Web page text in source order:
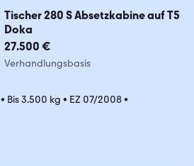
Tischer 280 S Absetzkabine auf T5
Doka
27.500 €
Verhandlungsbasis
• Bis 3.500 kg • EZ 07/2008•